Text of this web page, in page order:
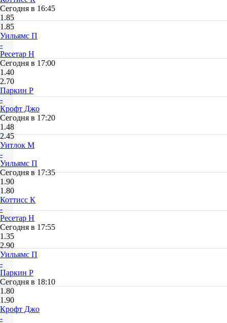
Сегодня в 16:45
1.85
1.85
Уильямс П
-
Ресетар Н
Сегодня в 17:00
1.40
2.70
Паркин Р
-
Крофт Джо
Сегодня в 17:20
1.48
2.45
Уитлок М
-
Уильямс П
Сегодня в 17:35
1.90
1.80
Коттисс К
-
Ресетар Н
Сегодня в 17:55
1.35
2.90
Уильямс П
-
Паркин Р
Сегодня в 18:10
1.80
1.90
Крофт Джо
-